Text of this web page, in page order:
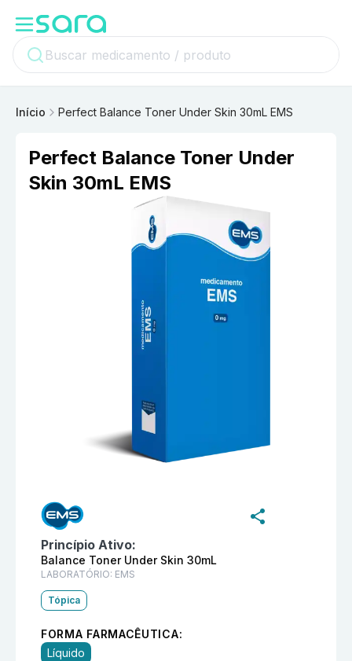
Início Perfect Balance Toner Under Skin 30mL EMS
Perfect Balance Toner Under
Skin 30mL EMS
Princípio Ativo:
Balance Toner Under Skin 30mL
LABORATÓRIO: EMS
Tópica
FORMA FARMACÊUTICA:
Líquido